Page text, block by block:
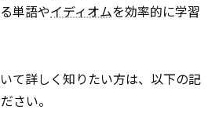
単語やイディオムを効率的に学習
て詳しく知りたい方は、以下の記
さい。